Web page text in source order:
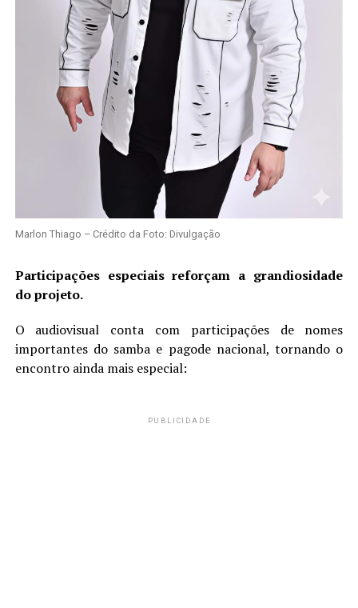
Marlon Thiago – Crédito da Foto: Divulgação
Participações especiais reforçam a grandiosidade
do projeto.
O audiovisual conta com participações de nomes
importantes do samba e pagode nacional, tornando o
encontro ainda mais especial:
PUBLICIDADE